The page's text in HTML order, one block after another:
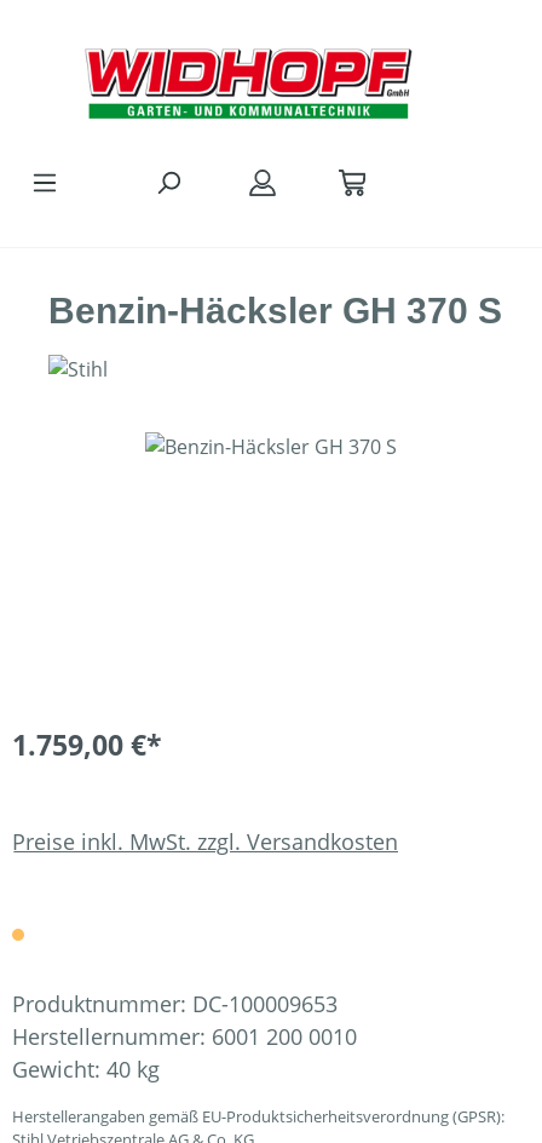
Benzin-Häcksler GH 370 S
Bildergalerie überspringen
1.759,00 €*
Preise inkl. MwSt. zzgl. Versandkosten
Produktnummer: DC-100009653
Herstellernummer: 6001 200 0010
Gewicht: 40 kg
Herstellerangaben gemäß EU-Produktsicherheitsverordnung (GPSR):